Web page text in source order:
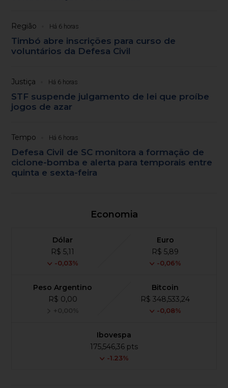
Região Há 6 horas
Timbó abre inscrições para curso de
voluntários da Defesa Civil
Justiça Há 6 horas
STF suspende julgamento de lei que proíbe
jogos de azar
Tempo Há 6 horas
Defesa Civil de SC monitora a formação de
ciclone-bomba e alerta para temporais entre
quinta e sexta-feira
Economia
Dólar
R$ 5,11
-0,03%
Euro
R$ 5,89
-0,06%
Peso Argentino
R$ 0,00
+0,00%
Bitcoin
R$ 348,533,24
-0,08%
Ibovespa
175,546,36 pts
-1.23%